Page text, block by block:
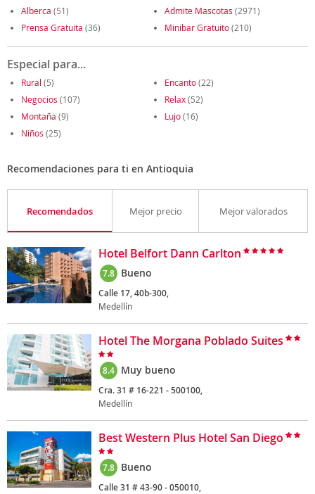
Alberca (51) Admite Mascotas (2971)
Prensa Gratuita (36) Minibar Gratuito(210)
Especial para...
Rural (5) Encanto(22)
Negocios (107) Relax(52)
Montaña (9) Lujo(16)
Niños (25)
Recomendaciones para ti en Antioquia
Recomendados Mejor precio Mejor valorados
Hotel Belfort Dann Carlton
7.8 Bueno
Calle 17, 40b-300,
Medellín
Hotel The Morgana Poblado Suites
8.4 Muy bueno
Cra. 31 # 16-221 - 500100,
Medellín
Best Western Plus Hotel San Diego
7.8 Bueno
Calle 31 # 43-90 - 050010,